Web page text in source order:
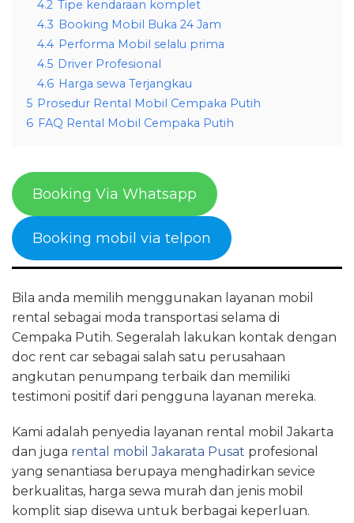
4.2 Tipe kendaraan komplet
4.3 Booking Mobil Buka 24 Jam
4.4 Performa Mobil selalu prima
4.5 Driver Profesional
4.6 Harga sewa Terjangkau
5 Prosedur Rental Mobil Cempaka Putih
6 FAQ Rental Mobil Cempaka Putih
Booking Via Whatsapp
Booking mobil via telpon
Bila anda memilih menggunakan layanan mobil
rental sebagai moda transportasi selama di
Cempaka Putih. Segeralah lakukan kontak dengan
doc rent car sebagai salah satu perusahaan
angkutan penumpang terbaik dan memiliki
testimoni positif dari pengguna layanan mereka.
Kami adalah penyedia layanan rental mobil Jakarta
dan juga rental mobil Jakarata Pusat profesional
yang senantiasa berupaya menghadirkan sevice
berkualitas, harga sewa murah dan jenis mobil
komplit siap disewa untuk berbagai keperluan.